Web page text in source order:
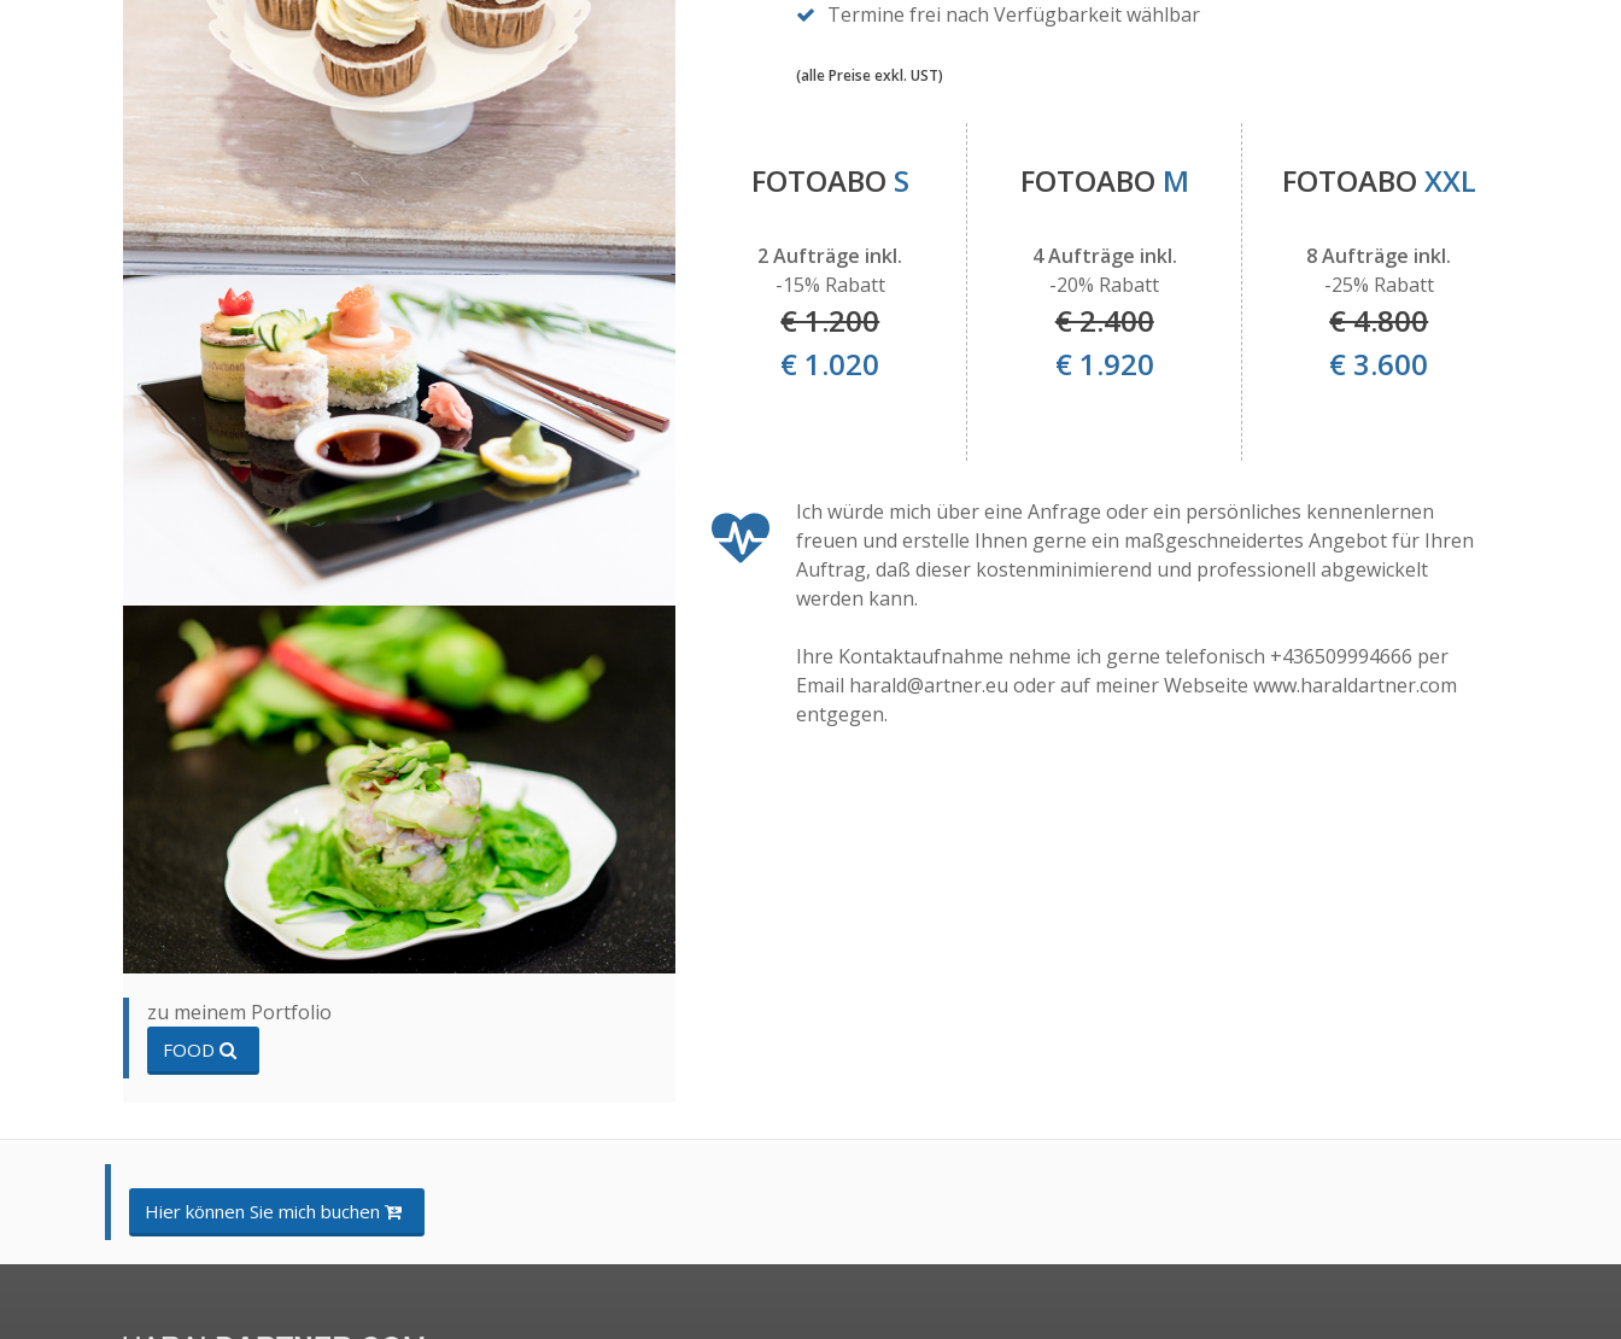
zu meinem Portfolio
FOOD
Termine frei nach Verfügbarkeit wählbar
(alle Preise exkl. UST)
FOTOABO S
2 Aufträge inkl.
-15% Rabatt
€ 1.200
€ 1.020
FOTOABO M
4 Aufträge inkl.
-20% Rabatt
€ 2.400
€ 1.920
FOTOABO XXL
8 Aufträge inkl.
-25% Rabatt
€ 4.800
€ 3.600
Ich würde mich über eine Anfrage oder ein persönliches kennenlernen
freuen und erstelle Ihnen gerne ein maßgeschneidertes Angebot für Ihren
Auftrag, daß dieser kostenminimierend und professionell abgewickelt
werden kann.
Ihre Kontaktaufnahme nehme ich gerne telefonisch +436509994666 per
Email harald@artner.eu oder auf meiner Webseite www.haraldartner.com
entgegen.
Hier können Sie mich buchen